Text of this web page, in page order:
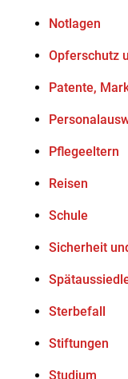
Notlagen
Opferschutz
Patente,
Pflegeeltern
Reisen
Schule
Sicherheit
Sterbefall
Stiftungen
Studium